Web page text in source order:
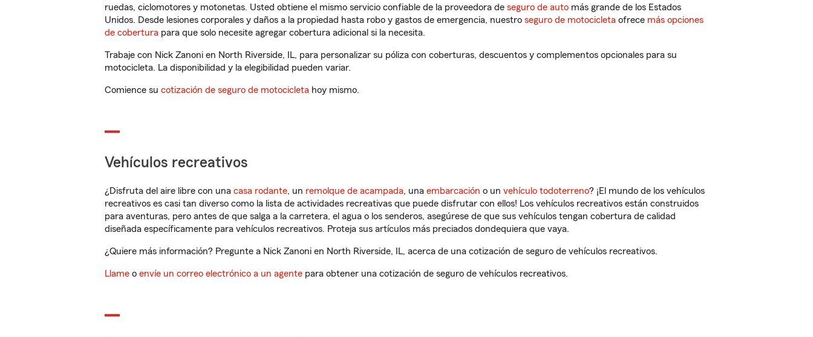
ruedas, ciclomotores y motonetas. Usted obtiene el mismo servicio confiable de la proveedora de seguro de auto más grande de los Estados
Unidos. Desde lesiones corporales y daños a la propiedad hasta robo y gastos de emergencia, nuestro seguro de motocicleta ofrece más opciones
de cobertura para que solo necesite agregar cobertura adicional si la necesita.
Trabaje con Nick Zanoni en North Riverside, IL, para personalizar su póliza con coberturas, descuentos y complementos opcionales para su
motocicleta. La disponibilidad y la elegibilidad pueden variar.
Comience su cotización de seguro de motocicleta hoy mismo.
Vehículos recreativos
¿Disfruta del aire libre con una casa rodante, un remolque de acampada, una embarcación o un vehículo todoterreno? ¡El mundo de los vehículos
recreativos es casi tan diverso como la lista de actividades recreativas que puede disfrutar con ellos! Los vehículos recreativos están construidos
para aventuras, pero antes de que salga a la carretera, el agua o los senderos, asegúrese de que sus vehículos tengan cobertura de calidad
diseñada específicamente para vehículos recreativos. Proteja sus artículos más preciados dondequiera que vaya.
¿Quiere más información? Pregunte a Nick Zanoni en North Riverside, IL, acerca de una cotización de seguro de vehículos recreativos.
Llame o envíe un correo electrónico a un agente para obtener una cotización de seguro de vehículos recreativos.